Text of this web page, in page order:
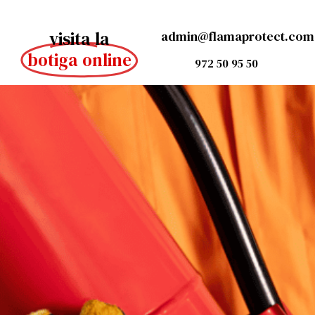
visita la
botiga online
admin@flamaprotect.com
972 50 95 50